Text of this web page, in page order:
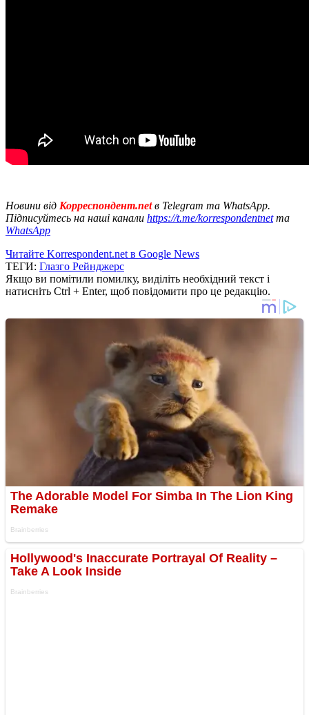
Новини від Корреспондент.netв Telegram та WhatsApp.
Підписуйтесь на наші канали https://t.me/korrespondentnetта
WhatsApp
Читайте Korrespondent.net в Google News
ТЕГИ: Глазго Рейнджерс
Якщо ви помітили помилку, виділіть необхідний текст і
натисніть Ctrl + Enter, щоб повідомити про це редакцію.